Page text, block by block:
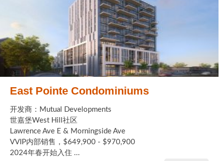
East Pointe Condominiums
开发商：Mutual Developments
世嘉堡West Hill社区
Lawrence Ave E & Morningside Ave
VVIP内部销售，$649,900 - $970,900
2024年春开始入住 ...